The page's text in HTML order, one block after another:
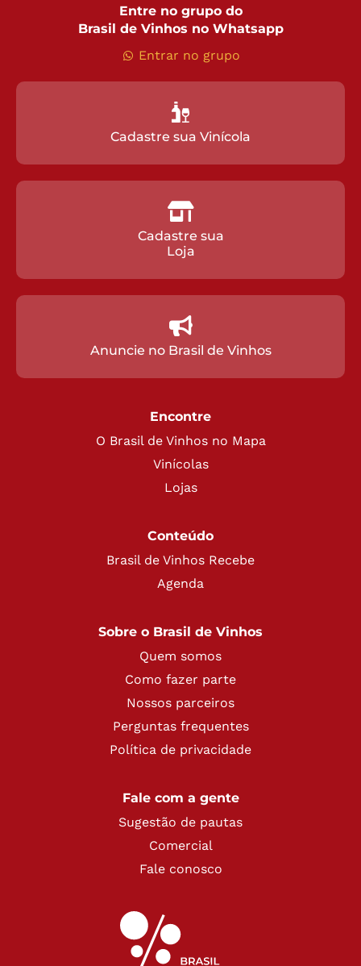
Entre no grupo do
Brasil de Vinhos no Whatsapp
Entrar no grupo
Cadastre sua Vinícola
Cadastre sua
Loja
Anuncie no Brasil de Vinhos
Encontre
O Brasil de Vinhos no Mapa
Vinícolas
Lojas
Conteúdo
Brasil de Vinhos Recebe
Agenda
Sobre o Brasil de Vinhos
Quem somos
Como fazer parte
Nossos parceiros
Perguntas frequentes
Política de privacidade
Fale com a gente
Sugestão de pautas
Comercial
Fale conosco